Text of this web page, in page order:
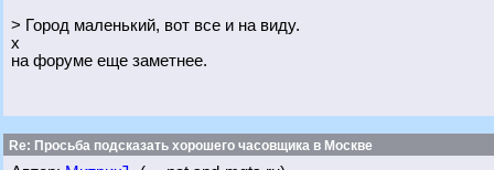
> Город маленький, вот все и на виду.
х
на форуме еще заметнее.
Re: Просьба подсказать хорошего часовщика в Москве